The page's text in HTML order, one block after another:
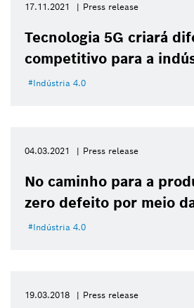
17.11.2021 Press release
Tecnologia 5G criará
competitivo para a
Indústria 4.0
04.03.2021 Press release
No caminho para a
zero defeito por meio
Indústria 4.0
19.03.2018 Press release